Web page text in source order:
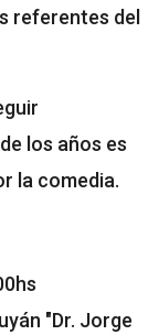
referentes del
los años es
la comedia.
"Dr. Jorge